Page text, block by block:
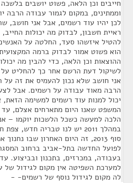
חייבים וכן הלאה, פשוט יושבים
וממתינים, במקום לגמור עבודה הרבה
לכן יהיו עוד רשמים, אבל אני חושב,
ראיית חשבון, לבדוק מה יכולות
להטיל איזשהו סעד, החלטה על
הוא פשוט אמור לבדוק ברמה
ההוצאות וכן הלאה, כדי להבין מה
לשיקול דעת הרשם אחר כך להחליט על
אני חושב שלא נכון להעמיס את זה
הרבה מאוד עבודה על רשמים. אבל
יכול למנות עוד רשמים למשימה הזאת,
המשפט שאנו היום מתארחים אצלם,
הלכה למעשה כשכל הלשכות יוקמו –
במהלך 2011 יש לנו טבריה
סוף 2013, זה היום האחרון שבו
לפועל החדשה בתל-אביב ברחוב
בעבודה, במכרזים, בתכנון ובביצוע.
למערכת השפיטה אין מקום לגידול של
לה מקום לגידול נוסף של רשמים- -